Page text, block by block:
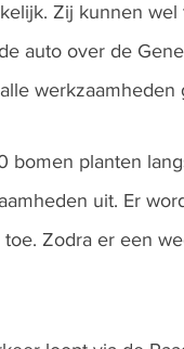
Zij kunnen wel
auto over de
werkzaamheden
bomen planten
uit. Er
Zodra er een